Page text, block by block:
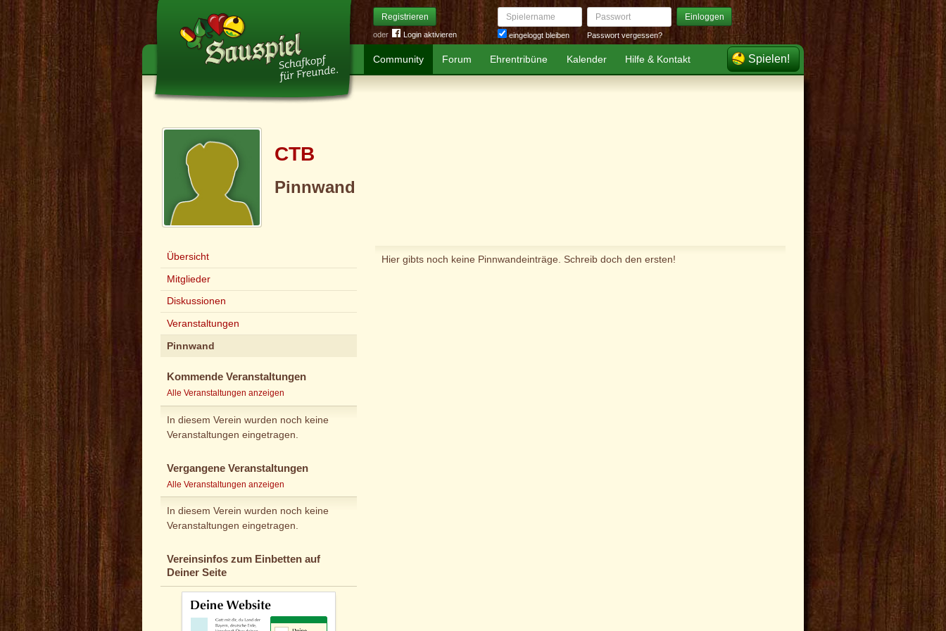
Registrieren
oder Login aktivieren
Spielername
eingeloggt bleiben
Passwort Einloggen
Passwort vergessen?
Community Forum Ehrentribüne Kalender Hilfe & Kontakt Spielen!
CTB
Pinnwand
Übersicht
Mitglieder
Diskussionen
Veranstaltungen
Pinnwand
Kommende Veranstaltungen
Alle Veranstaltungen anzeigen
In diesem Verein wurden noch keine
Veranstaltungen eingetragen.
Vergangene Veranstaltungen
Alle Veranstaltungen anzeigen
In diesem Verein wurden noch keine
Veranstaltungen eingetragen.
Vereinsinfos zum Einbetten auf
Deiner Seite
Hier gibts noch keine Pinnwandeinträge. Schreib doch den ersten!